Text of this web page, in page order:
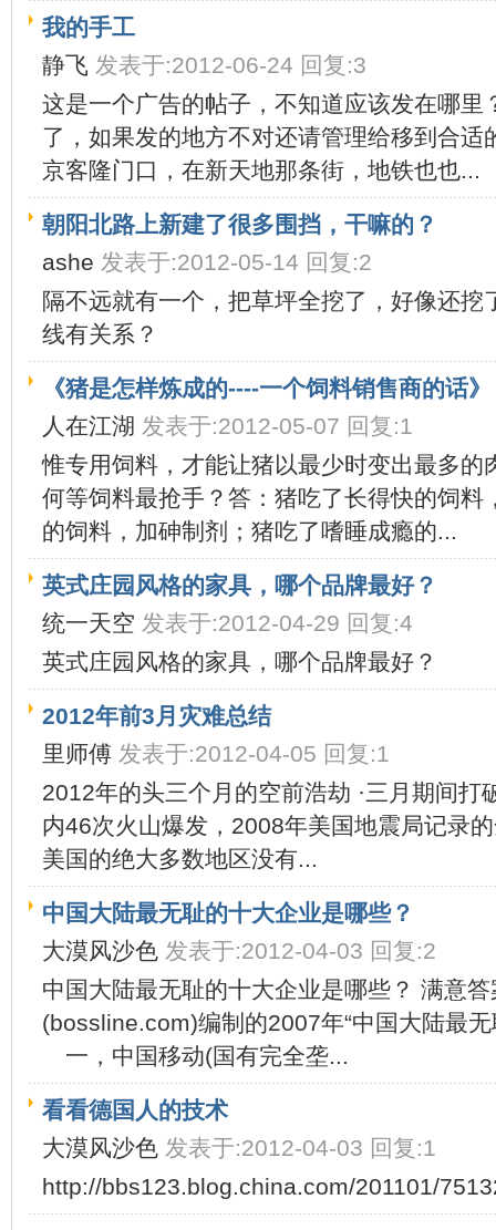
我的手工
静飞 发表于:2012-06-24 回复:3
这是一个广告的帖子，不知道应该发在哪里
了，如果发的地方不对还请管理给移到合适
京客隆门口，在新天地那条街，地铁也也...
朝阳北路上新建了很多围挡，干嘛的？
ashe 发表于:2012-05-14 回复:2
隔不远就有一个，把草坪全挖了，好像还挖
线有关系？
《猪是怎样炼成的----一个饲料销售商的话》
人在江湖 发表于:2012-05-07 回复:1
惟专用饲料，才能让猪以最少时变出最多的
何等饲料最抢手？答：猪吃了长得快的饲料
的饲料，加砷制剂；猪吃了嗜睡成瘾的...
英式庄园风格的家具，哪个品牌最好？
统一天空 发表于:2012-04-29 回复:4
英式庄园风格的家具，哪个品牌最好？
2012年前3月灾难总结
里师傅 发表于:2012-04-05 回复:1
2012年的头三个月的空前浩劫 ·三月期间打
内46次火山爆发，2008年美国地震局记录
美国的绝大多数地区没有...
中国大陆最无耻的十大企业是哪些？
大漠风沙色 发表于:2012-04-03 回复:2
中国大陆最无耻的十大企业是哪些？ 满意
(bossline.com)编制的2007年“中国大陆最
一，中国移动(国有完全垄...
看看德国人的技术
大漠风沙色 发表于:2012-04-03 回复:1
http://bbs123.blog.china.com/201101/